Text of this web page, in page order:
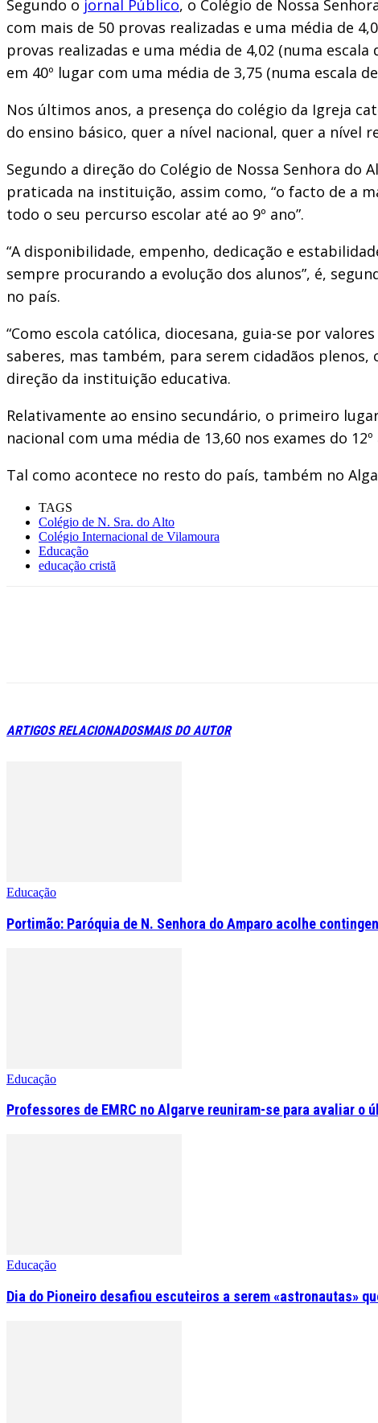
Segundo o jornal Público, o Colégio de Nossa
com mais de 50 provas realizadas e uma média de
provas realizadas e uma média de 4,02 (numa
em 40º lugar com uma média de 3,75 (numa escala
Nos últimos anos, a presença do colégio da Igreja
do ensino básico, quer a nível nacional, quer a nível
Segundo a direção do Colégio de Nossa Senhora
praticada na instituição, assim como, “o facto de a
todo o seu percurso escolar até ao 9º ano”.
“A disponibilidade, empenho, dedicação e
sempre procurando a evolução dos alunos”, é,
no país.
“Como escola católica, diocesana, guia-se por
saberes, mas também, para serem cidadãos
direção da instituição educativa.
Relativamente ao ensino secundário, o primeiro
nacional com uma média de 13,60 nos exames do 12º
Tal como acontece no resto do país, também no
TAGS
Colégio de N. Sra. do Alto
Colégio Internacional de Vilamoura
Educação
educação cristã
ARTIGOS RELACIONADOSMAIS DO AUTOR
Educação
Portimão: Paróquia de N. Senhora do Amparo acolhe
Educação
Professores de EMRC no Algarve reuniram-se para avaliar o
Educação
Dia do Pioneiro desafiou escuteiros a serem «astronautas»